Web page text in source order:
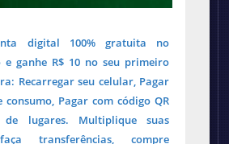
digital 100% gratuita no
e ganhe R$ 10 no seu primeiro
Recarregar seu celular, Pagar
consumo, Pagar com código QR
lugares. Multiplique suas
transferências, compre